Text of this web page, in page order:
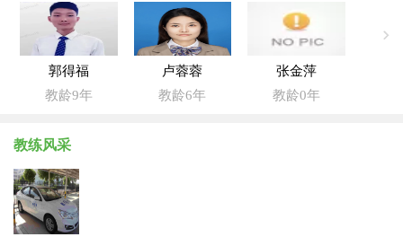
郭得福
教龄9年
卢蓉蓉
教龄6年
张金萍
教龄0年
教练风采